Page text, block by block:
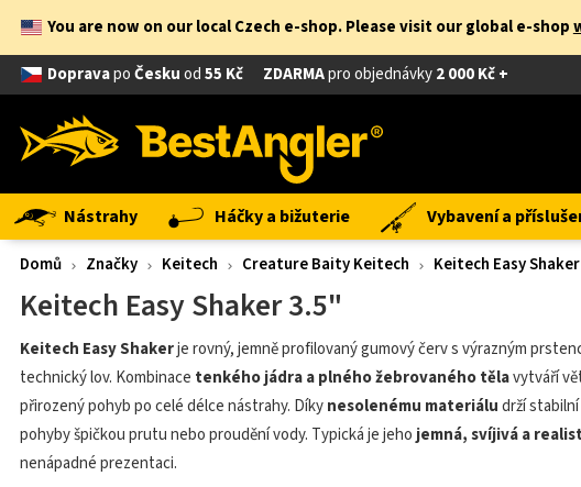
You are now on our local Czech e-shop. Please visit our global e-shop
DopravapoČeskuod55 Kč ZDARMApro objednávky2 000 Kč +
Nástrahy Háčky a bižuterie Vybavení a
Domů Značky Keitech Creature Baity Keitech Keitech Easy Shaker
Keitech Easy Shaker 3.5"
Keitech Easy Shakerje rovný, jemně profilovaný gumový červ s výrazným
technický lov. Kombinace tenkého jádra a plného žebrovaného tělavytváří
přirozený pohyb po celé délce nástrahy. Díkynesolenému materiáludrží
pohyby špičkou prutu nebo proudění vody. Typická je jeho jemná, svíjivá a
nenápadné prezentaci.